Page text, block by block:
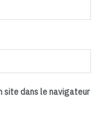
site dans le navigateur